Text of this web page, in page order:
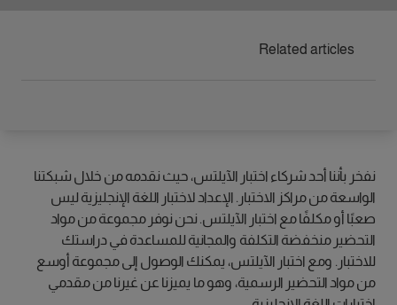
Related articles
نفخر بأننا أحد شركاء اختبار الآيلتس، حيث نقدمه من خلال شبكتنا
الواسعة من مراكز الاختبار. الإعداد لاختبار اللغة الإنجليزية ليس
صعبًا أو مكلفًا مع اختبار الآيلتس. نحن نوفر مجموعة من مواد
التحضير منخفضة التكلفة والمجانية للمساعدة في دراستك
للاختبار. ومع اختبار الآيلتس، يمكنك الوصول إلى مجموعة أوسع
من مواد التحضير الرسمية، وهو ما يميزنا عن غيرنا من مقدمي